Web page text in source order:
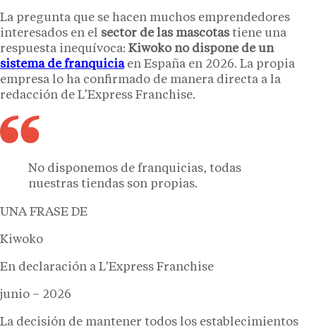
La pregunta que se hacen muchos emprendedores
interesados en el sector de las mascotastiene una
respuesta inequívoca: Kiwoko no dispone de un
sistema de franquiciaen España en 2026. La propia
empresa lo ha confirmado de manera directa a la
redacción de L’Express Franchise.
No disponemos de franquicias, todas
nuestras tiendas son propias.
UNA FRASE DE
Kiwoko
En declaración a L'Express Franchise
junio – 2026
La decisión de mantener todos los establecimientos